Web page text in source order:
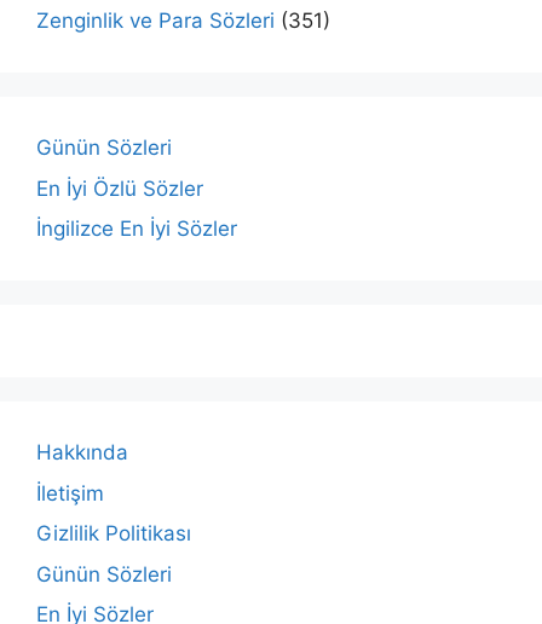
Zenginlik ve Para Sözleri (351)
Günün Sözleri
En İyi Özlü Sözler
İngilizce En İyi Sözler
Hakkında
İletişim
Gizlilik Politikası
Günün Sözleri
En İyi Sözler